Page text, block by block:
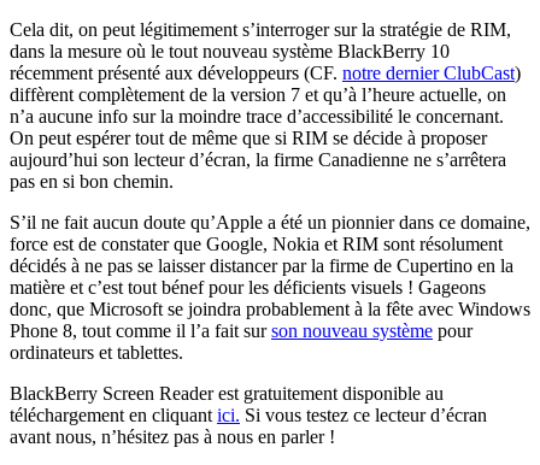
Cela dit, on peut légitimement s’interroger sur la stratégie de RIM,
dans la mesure où le tout nouveau système BlackBerry 10
récemment présenté aux développeurs (CF. notre dernier ClubCast)
diffèrent complètement de la version 7 et qu’à l’heure actuelle, on
n’a aucune info sur la moindre trace d’accessibilité le concernant.
On peut espérer tout de même que si RIM se décide à proposer
aujourd’hui son lecteur d’écran, la firme Canadienne ne s’arrêtera
pas en si bon chemin.
S’il ne fait aucun doute qu’Apple a été un pionnier dans ce domaine,
force est de constater que Google, Nokia et RIM sont résolument
décidés à ne pas se laisser distancer par la firme de Cupertino en la
matière et c’est tout bénef pour les déficients visuels ! Gageons
donc, que Microsoft se joindra probablement à la fête avec Windows
Phone 8, tout comme il l’a fait surson nouveau système pour
ordinateurs et tablettes.
BlackBerry Screen Reader est gratuitement disponible au
téléchargement en cliquant ici. Si vous testez ce lecteur d’écran
avant nous, n’hésitez pas à nous en parler !